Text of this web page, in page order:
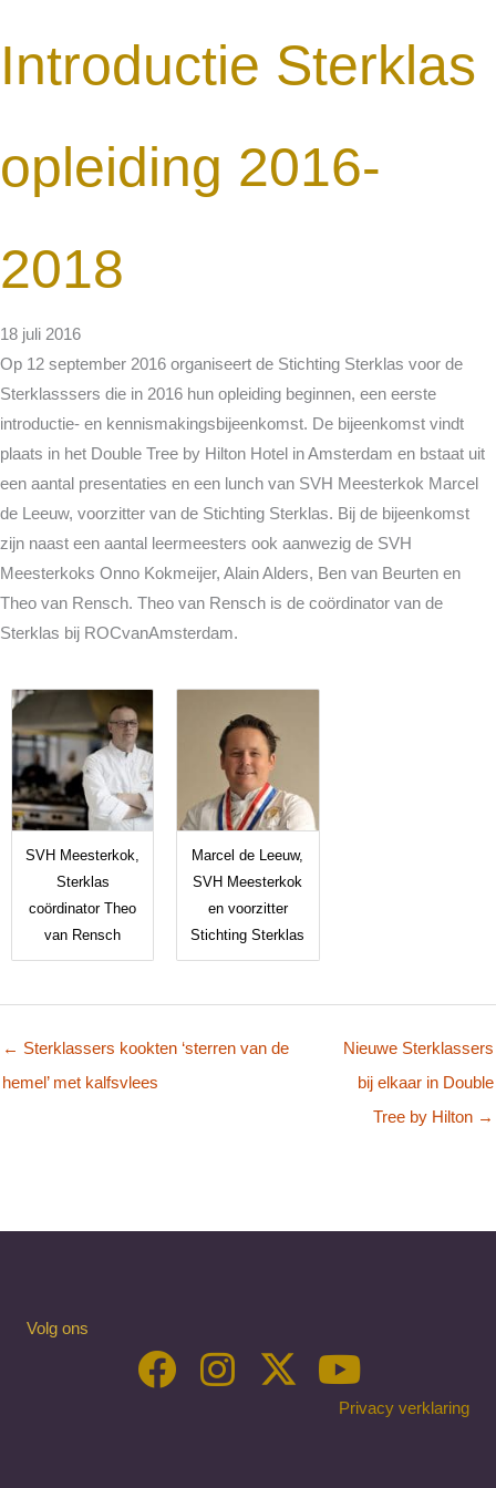
Introductie Sterklas
opleiding 2016-
2018
18 juli 2016
Op 12 september 2016 organiseert de Stichting Sterklas voor de
Sterklasssers die in 2016 hun opleiding beginnen, een eerste
introductie- en kennismakingsbijeenkomst. De bijeenkomst vindt
plaats in het Double Tree by Hilton Hotel in Amsterdam en bstaat uit
een aantal presentaties en een lunch van SVH Meesterkok Marcel
de Leeuw, voorzitter van de Stichting Sterklas. Bij de bijeenkomst
zijn naast een aantal leermeesters ook aanwezig de SVH
Meesterkoks Onno Kokmeijer, Alain Alders, Ben van Beurten en
Theo van Rensch. Theo van Rensch is de coördinator van de
Sterklas bij ROCvanAmsterdam.
SVH Meesterkok,
Sterklas
coördinator Theo
van Rensch
Marcel de Leeuw,
SVH Meesterkok
en voorzitter
Stichting Sterklas
← Sterklassers kookten ‘sterren van de
hemel’ met kalfsvlees
Nieuwe Sterklassers
bij elkaar in Double
Tree by Hilton →
Volg ons
Privacy verklaring